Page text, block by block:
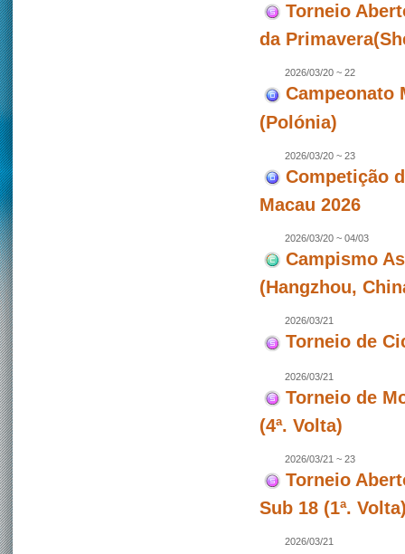
Torneio
da
2026/03/20 ~ 22
Campeonato
(Polónia)
2026/03/20 ~ 23
Competição
Macau 2026
2026/03/20 ~ 04/03
Campismo
(Hangzhou,
2026/03/21
Torneio de
2026/03/21
Torneio de
(4ª. Volta)
2026/03/21 ~ 23
Torneio
Sub 18 (1ª.
2026/03/21